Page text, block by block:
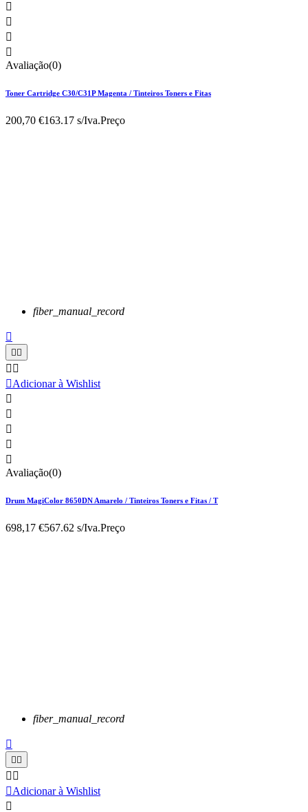




Avaliação(0)
Toner Cartridge C30/C31P Magenta / Tinteiros Toners e Fitas
200,70 €163.17 s/Iva.Preço
fiber_manual_record

 
 
Adicionar à Wishlist





Avaliação(0)
Drum MagiColor 8650DN Amarelo / Tinteiros Toners e Fitas / T
698,17 €567.62 s/Iva.Preço
fiber_manual_record

 
 
Adicionar à Wishlist
